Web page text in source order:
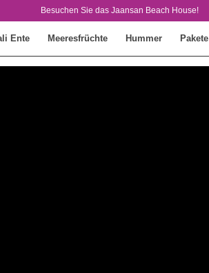
Besuchen Sie das Jaansan Beach House!
Ente Meeresfrüchte Hummer Pakete